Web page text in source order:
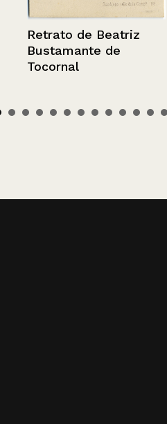
Retrato de Beatriz
Bustamante de
Tocornal